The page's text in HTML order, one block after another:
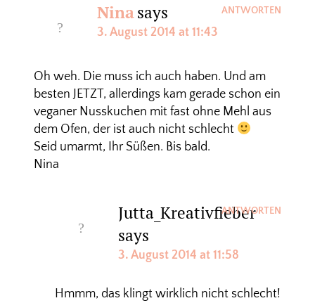
Ninasays
3. August 2014 at 11:43
Oh weh. Die muss ich auch haben. Und am
besten JETZT, allerdings kam gerade schon ein
veganer Nusskuchen mit fast ohne Mehl aus
dem Ofen, der ist auch nicht schlecht
Seid umarmt, Ihr Süßen. Bis bald.
Nina
ANTWORTEN
Jutta_Kreativfieber
says
3. August 2014 at 11:58
Hmmm, das klingt wirklich nicht schlecht!
ANTWORTEN